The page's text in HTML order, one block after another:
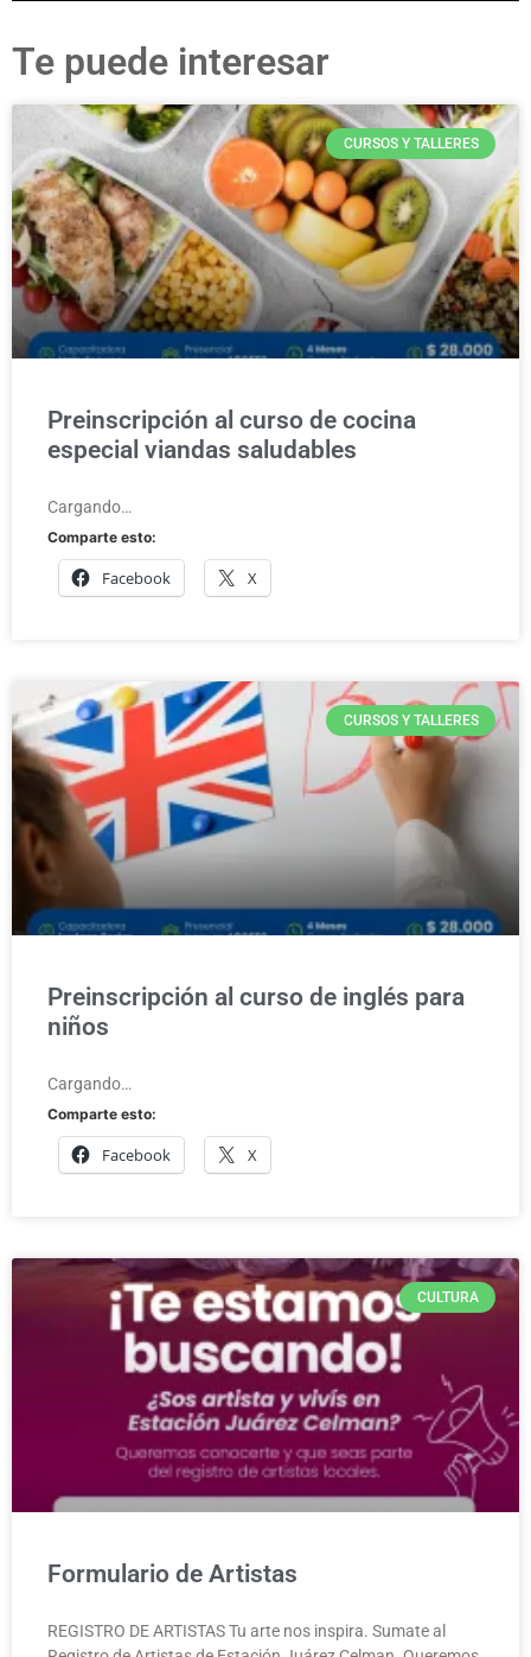
Te puede interesar
CURSOS Y TALLERES
Preinscripción al curso de cocina
especial viandas saludables
Cargando…
Comparte esto:
Facebook X
CURSOS Y TALLERES
Preinscripción al curso de inglés para
niños
Cargando…
Comparte esto:
Facebook X
CULTURA
Formulario de Artistas
REGISTRO DE ARTISTAS Tu arte nos inspira. Sumate al